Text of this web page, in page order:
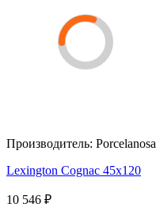
Производитель: Porcelanosa
Lexington Cognac 45x120
10 546 ₽